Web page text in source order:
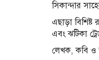
সিকান্দার
এছাড়া
এবং ঝটিকা
লেখক, কবি ও